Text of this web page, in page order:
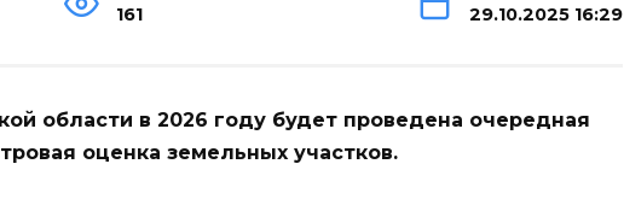
161 29.10.2025 16:29
области в 2026 году будет проведена очередная
оценка земельных участков.